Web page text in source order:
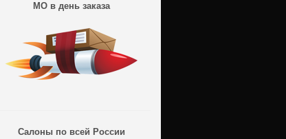
МО в день заказа
Салоны по всей России